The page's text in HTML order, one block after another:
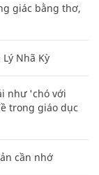
giác bằng thơ,
Nhã Kỳ
như 'chó với
trong giáo dục
cần nhớ